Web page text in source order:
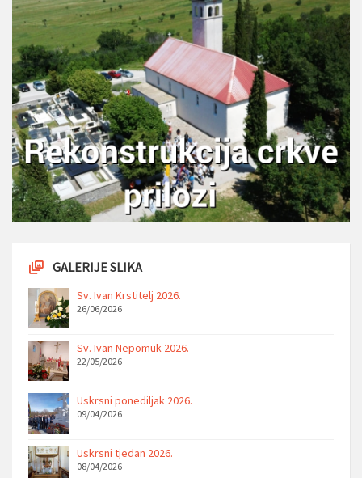
GALERIJE SLIKA
Sv. Ivan Krstitelj 2026.
26/06/2026
Sv. Ivan Nepomuk 2026.
22/05/2026
Uskrsni ponediljak 2026.
09/04/2026
Uskrsni tjedan 2026.
08/04/2026